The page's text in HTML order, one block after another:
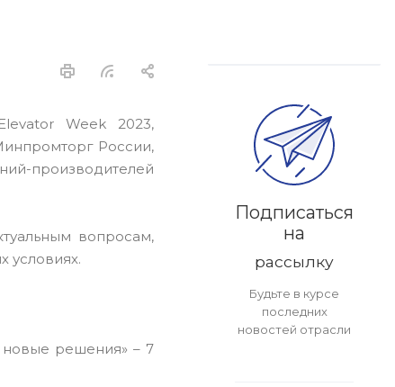
Week 2023,
России,
производителей
вопросам,
условиях.
новые решения» – 7
Подписаться
на
рассылку
Будьте в курсе
последних
новостей отрасли